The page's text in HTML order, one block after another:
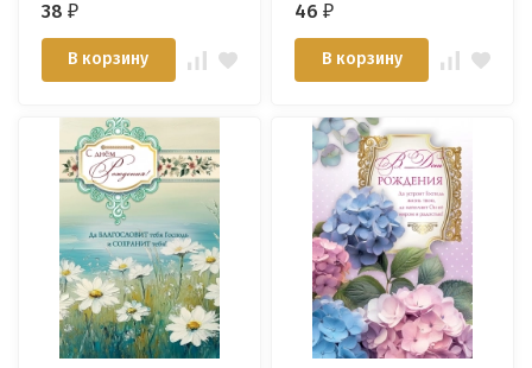
38₽
В корзину
46₽
В корзину